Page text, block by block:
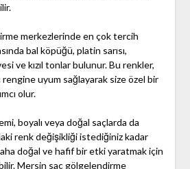
merkezlerinde en çok tercih
bal köpüğü, platin sarısı,
ve kızıl tonlar bulunur. Bu renkler,
uyum sağlayarak size özel bir
olur.
boyalı veya doğal saçlarda da
renk değişikliği istediğiniz kadar
doğal ve hafif bir etki yaratmak için
Mersin saç gölgelendirme